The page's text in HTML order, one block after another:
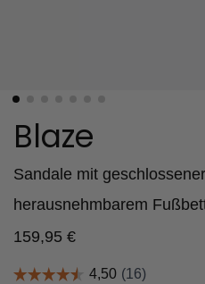
Blaze
Sandale mit
herausnehmbarem
159,95 €